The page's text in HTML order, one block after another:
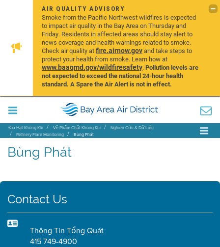
AIR QUALITY ADVISORY
Smoke from the Pacific Northwest wildfires is expected
to impact air quality in the Bay Area on Thursday and
Friday. Residents in affected areas should stay alert to
news coverage and health warnings related to smoke.
Check air quality atfire.airnow.govand take steps to
protect your health from smoke. Learn how at
www.baaqmd.gov/wildfiresafety.Pollution levels are
not expected to exceed the national 24-hour health
standard. A Spare the Air Alert is not in effect.
Địa Hạt Không Khí Về Phẩm Chất Không Khí
Nghiên Cứu & Dữ Liệu
Refinery Flare Monitoring
Bùng Phát
Bùng Phát
Contact Us
Thông Tin Tổng Quát
415 749-4900